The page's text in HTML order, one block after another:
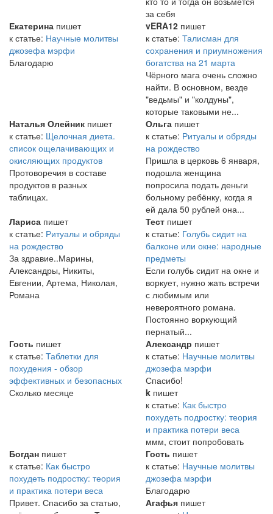
за себя
Екатерина пишет
к статье: Научные молитвы
джозефа мэрфи
Благодарю
vERA12 пишет
к статье: Талисман для
сохранения и приумножения
богатства на 21 марта
Чёрного мага очень сложно
найти. В основном, везде
"ведьмы" и "колдуны",
которые таковыми не...
Наталья Олейник пишет
к статье: Щелочная диета.
список ощелачивающих и
окисляющих продуктов
Протоворечия в составе
продуктов в разных
таблицах.
Ольга пишет
к статье: Ритуалы и обряды
на рождество
Пришла в церковь 6 января,
подошла женщина
попросила подать деньги
больному ребёнку, когда я
ей дала 50 рублей она...
Лариса пишет
к статье: Ритуалы и обряды
на рождество
За здравие..Марины,
Александры, Никиты,
Евгении, Артема, Николая,
Романа
Тест пишет
к статье: Голубь сидит на
балконе или окне: народные
предметы
Если голубь сидит на окне и
воркует, нужно жать встречи
с любимым или
невероятного романа.
Постоянно воркующий
пернатый...
Гость пишет
к статье: Таблетки для
похудения - обзор
эффективных и безопасных
Сколько месяце
Александр пишет
к статье: Научные молитвы
джозефа мэрфи
Спасибо!
k пишет
к статье: Как быстро
похудеть подростку: теория
и практика потери веса
ммм, стоит попробовать
Богдан пишет
к статье: Как быстро
похудеть подростку: теория
и практика потери веса
Привет. Спасибо за статью,
Гость пишет
к статье: Научные молитвы
джозефа мэрфи
Благодарю
Агафья пишет